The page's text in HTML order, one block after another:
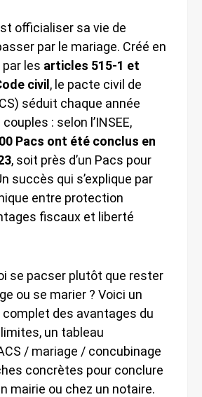
officialiser sa vie de
par le mariage. Créé en
les articles 515-1 et
civil, le pacte civil de
séduit chaque année
: selon l’INSEE,
Pacs ont été conclus en
, soit près d’un Pacs pour
succès qui s’explique par
entre protection
fiscaux et liberté
se pacser plutôt que rester
ou se marier ? Voici un
complet des avantages du
un tableau
/ mariage / concubinage
concrètes pour conclure
mairie ou chez un notaire.